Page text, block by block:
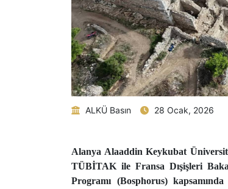
ALKÜ Basın 28 Ocak, 2026
Alanya Alaaddin Keykubat
TÜBİTAK ile Fransa Dışişleri
Programı (Bosphorus)